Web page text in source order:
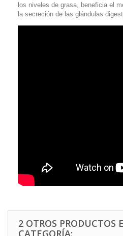
los niveles de grasa, beneficia el
la secreción de las glándulas
2 OTROS PRODUCTOS
CATEGORÍA: